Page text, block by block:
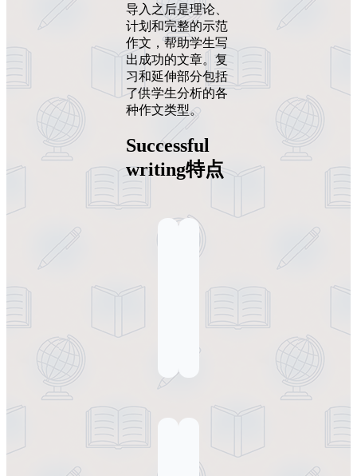
导入之后是理论、
计划和完整的示范
作文，帮助学生写
出成功的文章。复
习和延伸部分包括
了供学生分析的各
种作文类型。
Successful
writing特点